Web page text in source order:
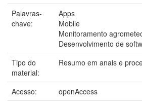
Palavras-
chave:
Apps
Mobile
Monitoramento
Desenvolvimento de
Tipo do
material:
Resumo em anais e
Acesso:
openAccess